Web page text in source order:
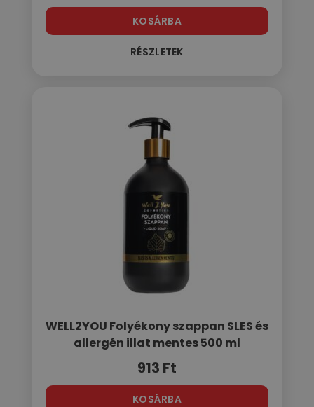
KOSÁRBA
RÉSZLETEK
WELL2YOU Folyékony szappan SLES és
allergén illat mentes 500 ml
913 Ft
KOSÁRBA